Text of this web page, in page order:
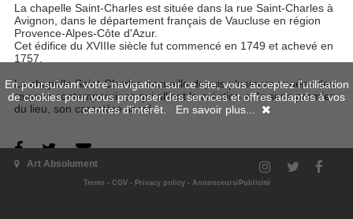
La chapelle Saint-Charles est située dans la rue Saint-Charles à
Avignon, dans le département français de Vaucluse en région
Provence-Alpes-Côte d'Azur.
Cet édifice du XVIIIe siècle fut commencé en 1749 et achevé en
1757.
La chapelle Saint-Charles accueille depuis plusieurs années des
œuvres contemporaines qui allient la création et le sens premier
du lieu, son caractère sacré.
Art Absolument
Terms- CGV- Privacy policy- Annonceurs/Publicité
En poursuivant votre navigation sur ce site, vous acceptez l'utilisation
de cookies pour vous proposer des services et offres adaptés à vos
centres d'intérêt. En savoir plus...